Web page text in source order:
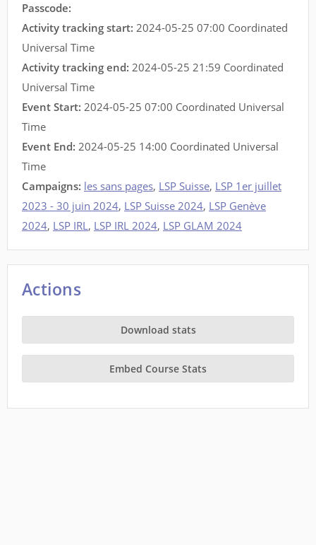
Passcode:
Activity tracking start: 2024-05-25 07:00 Coordinated
Universal Time
Activity tracking end: 2024-05-25 21:59 Coordinated
Universal Time
Event Start: 2024-05-25 07:00 Coordinated Universal
Time
Event End: 2024-05-25 14:00 Coordinated Universal
Time
Campaigns: les sans pages, LSP Suisse, LSP 1er juillet
2023 - 30 juin 2024, LSP Suisse 2024, LSP Genève
2024, LSP IRL, LSP IRL 2024, LSP GLAM 2024
Actions
Download stats
Embed Course Stats